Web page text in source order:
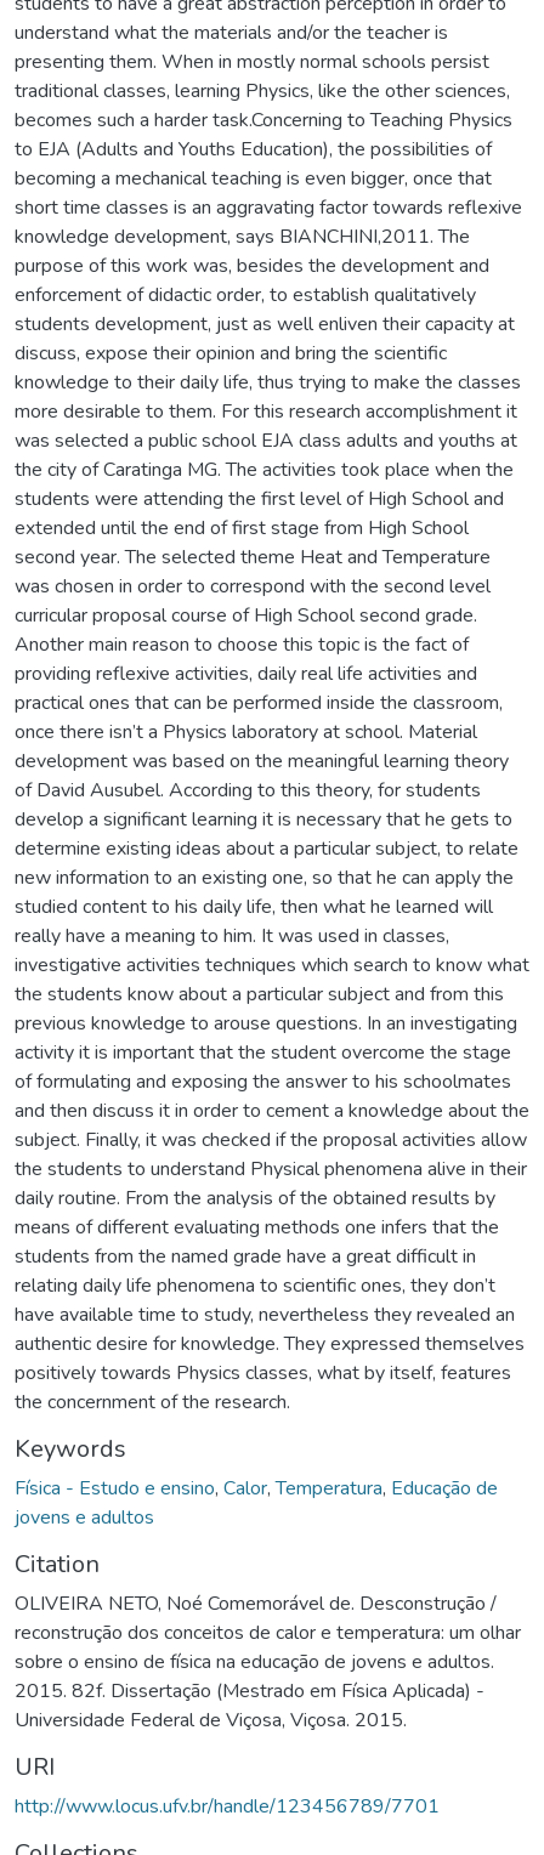
understand what the materials and/or the teacher is
presenting them. When in mostly normal schools persist
traditional classes, learning Physics, like the other sciences,
becomes such a harder task.Concerning to Teaching Physics
to EJA (Adults and Youths Education), the possibilities of
becoming a mechanical teaching is even bigger, once that
short time classes is an aggravating factor towards reflexive
knowledge development, says BIANCHINI,2011. The
purpose of this work was, besides the development and
enforcement of didactic order, to establish qualitatively
students development, just as well enliven their capacity at
discuss, expose their opinion and bring the scientific
knowledge to their daily life, thus trying to make the classes
more desirable to them. For this research accomplishment it
was selected a public school EJA class adults and youths at
the city of Caratinga MG. The activities took place when the
students were attending the first level of High School and
extended until the end of first stage from High School
second year. The selected theme Heat and Temperature
was chosen in order to correspond with the second level
curricular proposal course of High School second grade.
Another main reason to choose this topic is the fact of
providing reflexive activities, daily real life activities and
practical ones that can be performed inside the classroom,
once there isn’t a Physics laboratory at school. Material
development was based on the meaningful learning theory
of David Ausubel. According to this theory, for students
develop a significant learning it is necessary that he gets to
determine existing ideas about a particular subject, to relate
new information to an existing one, so that he can apply the
studied content to his daily life, then what he learned will
really have a meaning to him. It was used in classes,
investigative activities techniques which search to know what
the students know about a particular subject and from this
previous knowledge to arouse questions. In an investigating
activity it is important that the student overcome the stage
of formulating and exposing the answer to his schoolmates
and then discuss it in order to cement a knowledge about the
subject. Finally, it was checked if the proposal activities allow
the students to understand Physical phenomena alive in their
daily routine. From the analysis of the obtained results by
means of different evaluating methods one infers that the
students from the named grade have a great difficult in
relating daily life phenomena to scientific ones, they don’t
have available time to study, nevertheless they revealed an
authentic desire for knowledge. They expressed themselves
positively towards Physics classes, what by itself, features
the concernment of the research.
Keywords
Física - Estudo e ensino, Calor,Temperatura, Educação de
jovens e adultos
Citation
OLIVEIRA NETO, Noé Comemorável de. Desconstrução /
reconstrução dos conceitos de calor e temperatura: um olhar
sobre o ensino de física na educação de jovens e adultos.
2015. 82f. Dissertação (Mestrado em Física Aplicada) -
Universidade Federal de Viçosa, Viçosa. 2015.
URI
http://www.locus.ufv.br/handle/123456789/7701